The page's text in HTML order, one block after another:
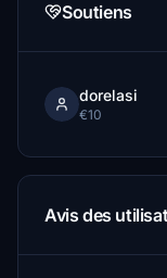
Soutiens
dorelasi
€10
Avis des